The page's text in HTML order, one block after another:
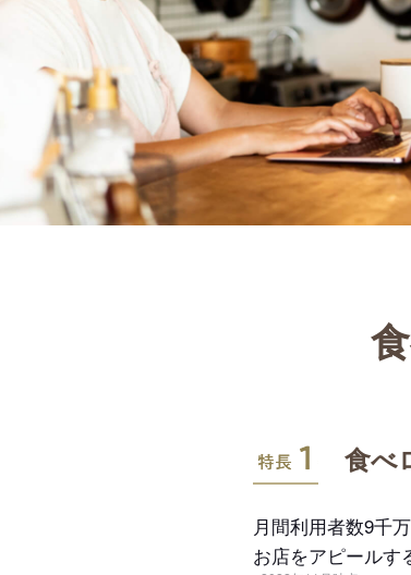
特長1
食べ
月間利用者数9千
お店をアピールす